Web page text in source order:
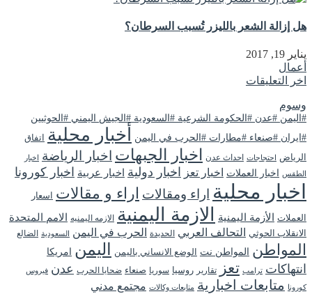
هل إزالة الشعر بالليزر تُسبب السرطان؟
يناير 19, 2017
أعمال
اخر التعليقات
وسوم
#اليمن #عدن #الحكومة الشرعية #السعودية #الجيش اليمني #الحوثيين
#ايران #صنعاء #مطارات #الحرب في اليمن
أخبار محلية
اتفاق
الرياض
احتجاجات احداث عدن اخبار الجبهات اخبار الرياضة اخبار
الطقس
اخبار العملات اخبار تعز اخبار دولية اخبار عربية اخبار كورونا
اخبار محلية اراء ومقالات اراء و مقالات اسعار
العملات الأزمة اليمنية الازمة اليمنية الازمه اليمنيه الامم المتحدة
الانقلاب الحوثي التحالف العربي الحديدة الحرب في اليمن السعودية الضالع
المواطن المواطن نت الوضع الانساني باليمن اليمن امريكا
انتهاكات ترامب تعز تقارير روسيا سوريا صنعاء ضحايا الحرب عدن فيروس
كورونا متابعات اخبارية متابعات وكالات مجتمع مدني